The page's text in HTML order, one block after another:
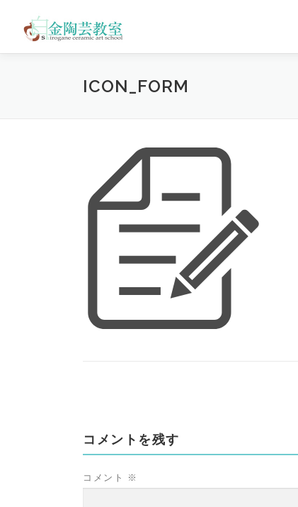
ン
ICON_FORM
コメントを残す
コメント ※